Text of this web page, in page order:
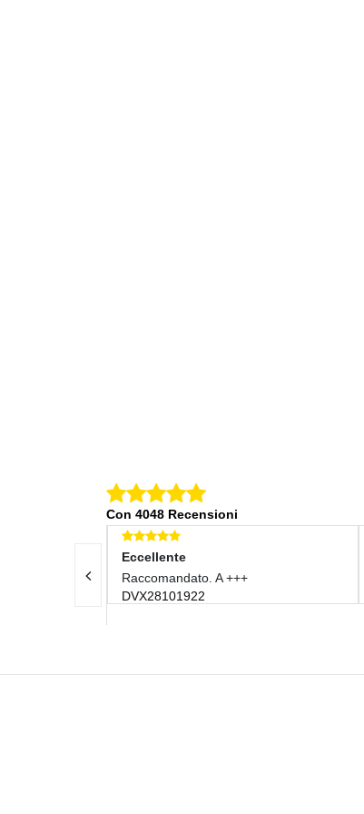
Con 4048 Recensioni
Eccellente
Raccomandato. A +++
DVX28101922